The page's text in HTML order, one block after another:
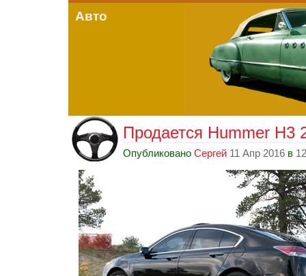
Авто
Продается Hummer H3
Опубликовано Сергей 11 Апр 2016 в